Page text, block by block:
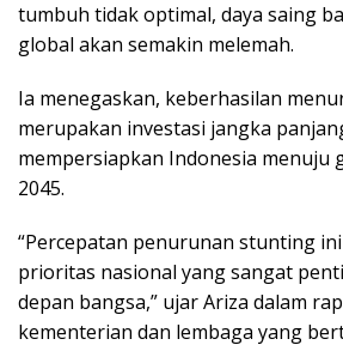
tumbuh tidak optimal, daya saing
global akan semakin melemah.
Ia menegaskan, keberhasilan
merupakan investasi jangka
mempersiapkan Indonesia menuju
2045.
“Percepatan penurunan stunting
prioritas nasional yang sangat
depan bangsa,” ujar Ariza dalam
kementerian dan lembaga yang